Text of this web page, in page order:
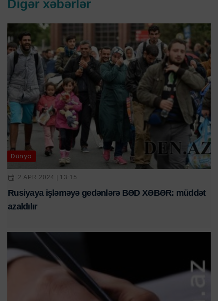
Digər xəbərlər
Dünya
2 APR 2024 | 13:15
Rusiyaya işləməyə gedənlərə BƏD XƏBƏR: müddət
azaldılır